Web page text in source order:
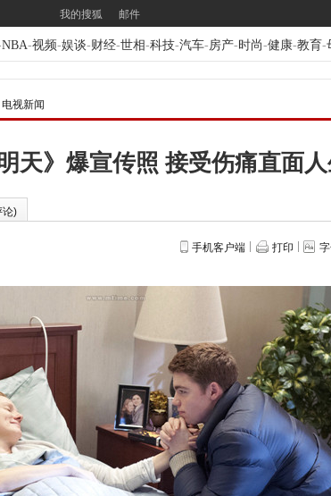
我的搜狐 邮件
NBA-视频-娱谈-财经-世相-科技-汽车-房产-时尚-健康-教育-
电视新闻
天》爆宣传照 接受伤痛直面
论)
手机客户端 打印